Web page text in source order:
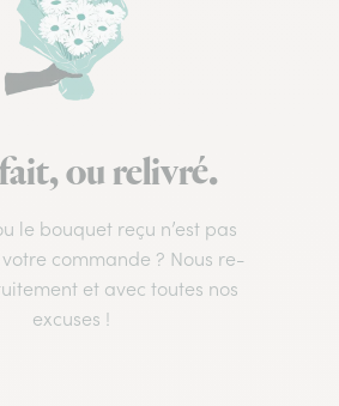
ou relivré.
le bouquet reçu n’est pas
commande ? Nous re-
et avec toutes nos
excuses !